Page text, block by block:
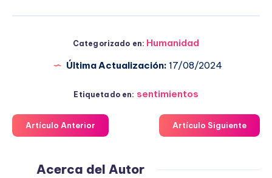
Categorizado en: Humanidad
Última Actualización: 17/08/2024
Etiquetado en: sentimientos
Artículo Anterior Artículo Siguiente
Acerca del Autor